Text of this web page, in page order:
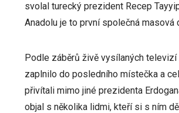
svolal turecký prezident Recep
Anadolu je to první společná
Podle záběrů živě vysílaných
zaplnilo do posledního místečka a
přivítali mimo jiné prezidenta
objal s několika lidmi, kteří si s ním